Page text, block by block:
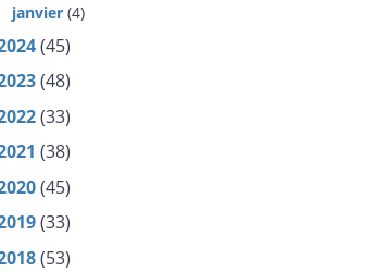
janvier (4)
(45)
(48)
(33)
(38)
(45)
(33)
(53)